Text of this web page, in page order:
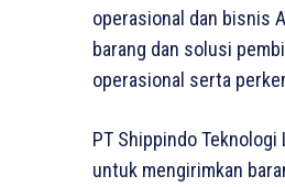
operasional dan bisnis
barang dan solusi
operasional serta
PT Shippindo
untuk mengirimkan